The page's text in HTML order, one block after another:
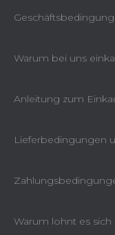
Warum bei uns
Anleitung zum
Lieferbedingungen
Warum lohnt es sich